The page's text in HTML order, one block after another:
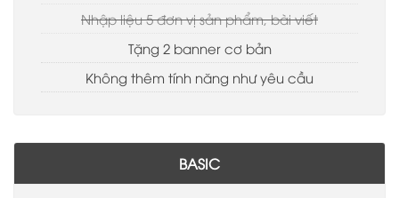
Nhập liệu 5 đơn vị sản phẩm, bài viết
Tặng 2 banner cơ bản
Không thêm tính năng như yêu cầu
BASIC